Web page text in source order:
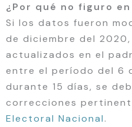
¿Por qué no figuro
Si los datos fueron
de diciembre del
actualizados en el
entre el período del 6
durante 15 días, se
correcciones
Electoral Nacional.